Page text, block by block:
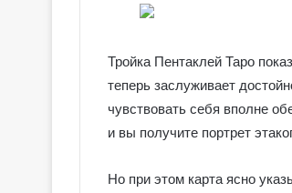
Тройка Пентаклей Таро
теперь заслуживает
чувствовать себя вполне
и вы получите портрет
Но при этом карта ясно